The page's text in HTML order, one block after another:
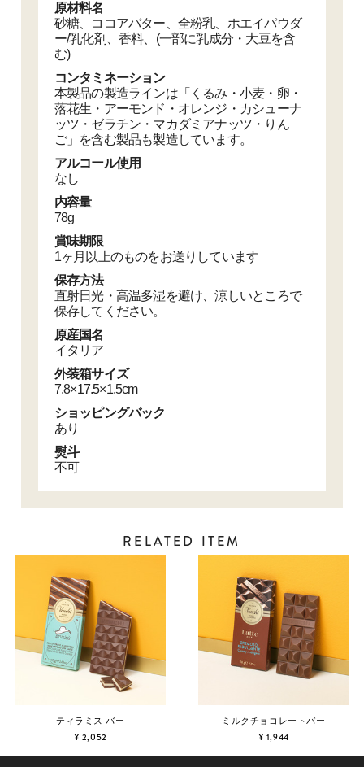
原材料名
砂糖、ココアバター、全粉乳、ホエイパウダ
ー/乳化剤、香料、(一部に乳成分・大豆を含
む)
コンタミネーション
本製品の製造ラインは「くるみ・小麦・卵・
落花生・アーモンド・オレンジ・カシューナ
ッツ・ゼラチン・マカダミアナッツ・りん
ご」を含む製品も製造しています。
アルコール使用
なし
内容量
78g
賞味期限
1ヶ月以上のものをお送りしています
保存方法
直射日光・高温多湿を避け、涼しいところで
保存してください。
原産国名
イタリア
外装箱サイズ
7.8×17.5×1.5cm
ショッピングバック
あり
熨斗
不可
RELATED ITEM
ティラミス バー
¥ 2,052
ミルクチョコレートバー
¥ 1,944